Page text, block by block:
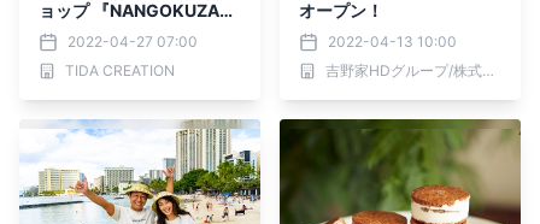
ョップ 『NANGOKUZAK
KA TIDA北谷店』が開店2
ヶ月で累計来店数1,000人
突破！
2022-04-27 07:00
TIDA CREATION
オープン！
2022-04-13 10:00
吉野家HDグループ/株式会社シェアレストラン